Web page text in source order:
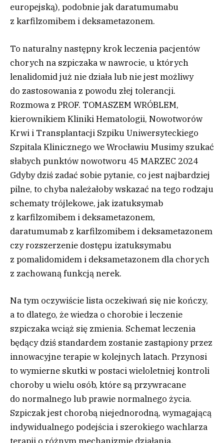
europejską), podobnie jak daratumumabu
z karfilzomibem i deksametazonem.
To naturalny następny krok leczenia pacjentów
chorych na szpiczaka w nawrocie, u których
lenalidomid już nie działa lub nie jest możliwy
do zastosowania z powodu złej tolerancji.
Rozmowa z PROF. TOMASZEM WRÓBLEM,
kierownikiem Kliniki Hematologii, Nowotworów
Krwi i Transplantacji Szpiku Uniwersyteckiego
Szpitala Klinicznego we Wrocławiu Musimy szukać
słabych punktów nowotworu 45 MARZEC 2024
Gdyby dziś zadać sobie pytanie, co jest najbardziej
pilne, to chyba należałoby wskazać na tego rodzaju
schematy trójlekowe, jak izatuksymab
z karfilzomibem i deksametazonem,
daratumumab z karfilzomibem i deksametazonem
czy rozszerzenie dostępu izatuksymabu
z pomalidomidem i deksametazonem dla chorych
z zachowaną funkcją nerek.
Na tym oczywiście lista oczekiwań się nie kończy,
a to dlatego, że wiedza o chorobie i leczenie
szpiczaka wciąż się zmienia. Schemat leczenia
będący dziś standardem zostanie zastąpiony przez
innowacyjne terapie w kolejnych latach. Przynosi
to wymierne skutki w postaci wieloletniej kontroli
choroby u wielu osób, które są przywracane
do normalnego lub prawie normalnego życia.
Szpiczak jest chorobą niejednorodną, wymagającą
indywidualnego podejścia i szerokiego wachlarza